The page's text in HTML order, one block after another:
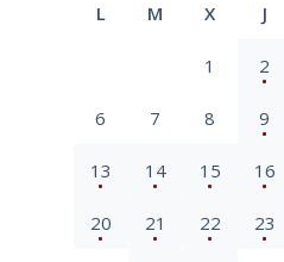
L M X J
1 2
6 7 8 9
13 14 15 16
20 21 22 23